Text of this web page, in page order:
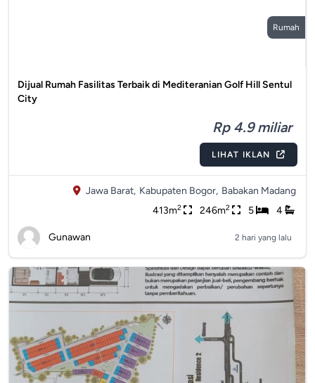
Rumah
Dijual Rumah Fasilitas Terbaik di Mediteranian Golf Hill Sentul
City
Rp 4.9 miliar
LIHAT IKLAN
Jawa Barat, Kabupaten Bogor, Babakan Madang
413m2 246m2 5 4
Gunawan 2 hari yang lalu